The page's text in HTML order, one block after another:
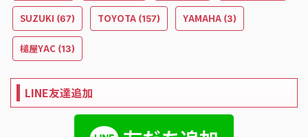
SUZUKI (67) TOYOTA (157) YAMAHA (3)
槌屋YAC (13)
LINE友達追加